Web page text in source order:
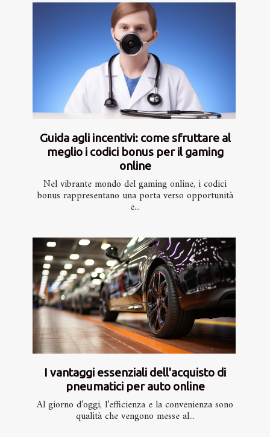
Guida agli incentivi: come sfruttare al
meglio i codici bonus per il gaming
online
Nel vibrante mondo del gaming online, i codici
bonus rappresentano una porta verso opportunità
e...
I vantaggi essenziali dell'acquisto di
pneumatici per auto online
Al giorno d’oggi, l’efficienza e la convenienza sono
qualità che vengono messe al...